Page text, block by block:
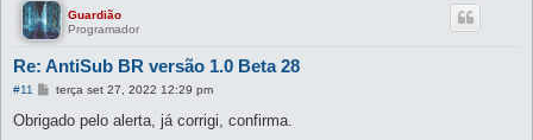
Guardião
Programador
Re: AntiSub BR versão 1.0 Beta 28
#11
M
n
terça set 27, 2022 12:29 pm
Obrigado pelo alerta, já corrigi, confirma.